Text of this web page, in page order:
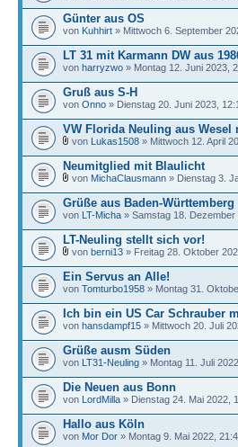
Günter aus OS
von Kuhhirt » Mittwoch 6. September
LT 31 mit Karmann DW aus
von harryzwo » Montag 12. Juni 2023,
Gruß aus S-H
von Onno » Dienstag 20. Juni 2023,
VW Florida Neuling aus Wesel
von Lukas1508 » Mittwoch 12. April
Neumitglied mit Blaulicht
von MichaClausmann » Dienstag 3.
Grüße aus Baden-Württemberg
von LT-Micha » Samstag 18. Dezember
LT-Neuling stellt sich vor!
von berni13 » Freitag 28. Oktober
Ein Servus an Alle!
von Tomturbo1958 » Montag 31.
Ich bin ein US Car Schrauber
von hansdampf15 » Mittwoch 20. Juli
Grüße ausm Süden
von LT31-Neuling » Montag 11. Juli
Die Neuen aus Bonn
von LordMilla » Dienstag 24. Mai 2022,
Hallo aus Köln
von Mor Dor » Montag 9. Mai 2022,